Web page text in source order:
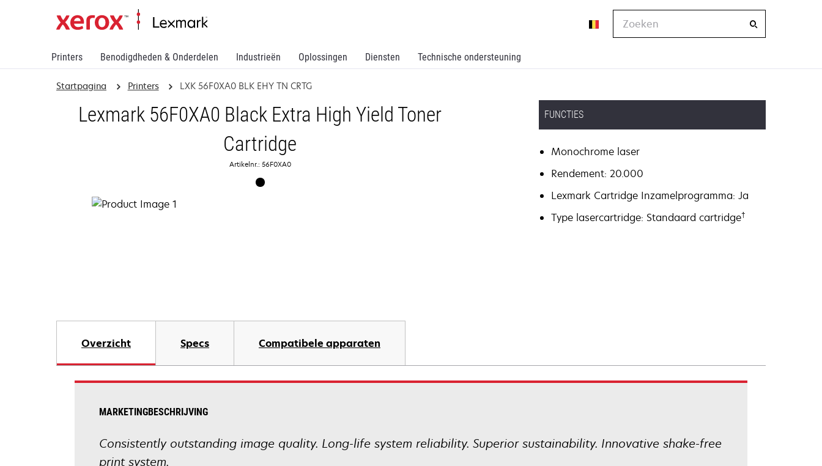
Printers Benodigdheden & Onderdelen Industrieën Oplossingen Diensten Technische ondersteuning
Zoeken
Startpagina Printers LXK 56F0XA0 BLK EHY TN CRTG
Lexmark 56F0XA0 Black Extra High Yield Toner
Cartridge
Artikelnr.: 56F0XA0
FUNCTIES
Monochrome laser
Rendement: 20.000
Lexmark Cartridge Inzamelprogramma: Ja
Type lasercartridge: Standaard cartridge†
Overzicht Specs Compatibele apparaten
MARKETINGBESCHRIJVING
Consistently outstanding image quality. Long-life system reliability. Superior sustainability. Innovative shake-free
print system.